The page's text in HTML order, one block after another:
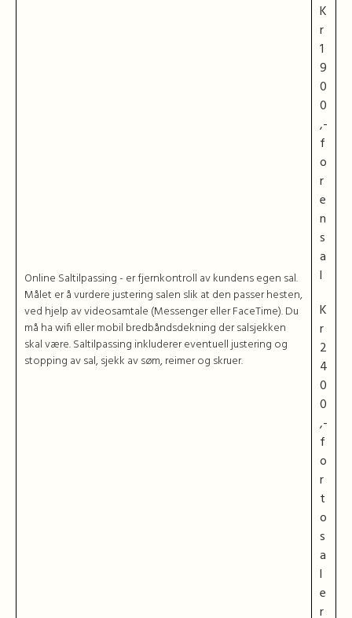
Online Saltilpassing - er fjernkontroll av kundens egen sal.
Målet er å vurdere justering salen slik at den passer hesten,
ved hjelp av videosamtale (Messenger eller FaceTime). Du
må ha wifi eller mobil bredbåndsdekning der salsjekken
skal være. Saltilpassing inkluderer eventuell justering og
stopping av sal, sjekk av søm, reimer og skruer.
K
r
1
9
0
0
,-
f
o
r
e
n
s
a
l
K
r
2
4
0
0
,-
f
o
r
t
o
s
a
l
e
r